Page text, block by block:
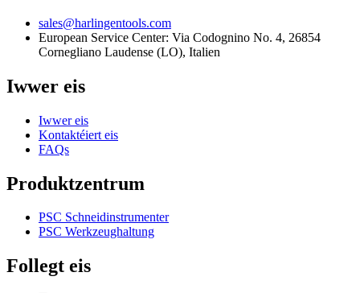
sales@harlingentools.com
European Service Center: Via Codognino No. 4, 26854
Cornegliano Laudense (LO), Italien
Iwwer eis
Iwwer eis
Kontaktéiert eis
FAQs
Produktzentrum
PSC Schneidinstrumenter
PSC Werkzeughaltung
Follegt eis